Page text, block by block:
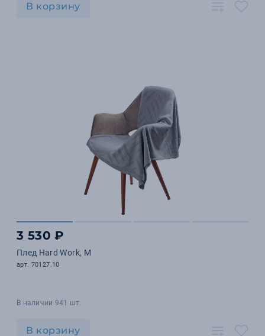
В корзину
3 530 ₽
Плед Hard Work, M
арт. 70127.10
В наличии 941 шт.
В корзину